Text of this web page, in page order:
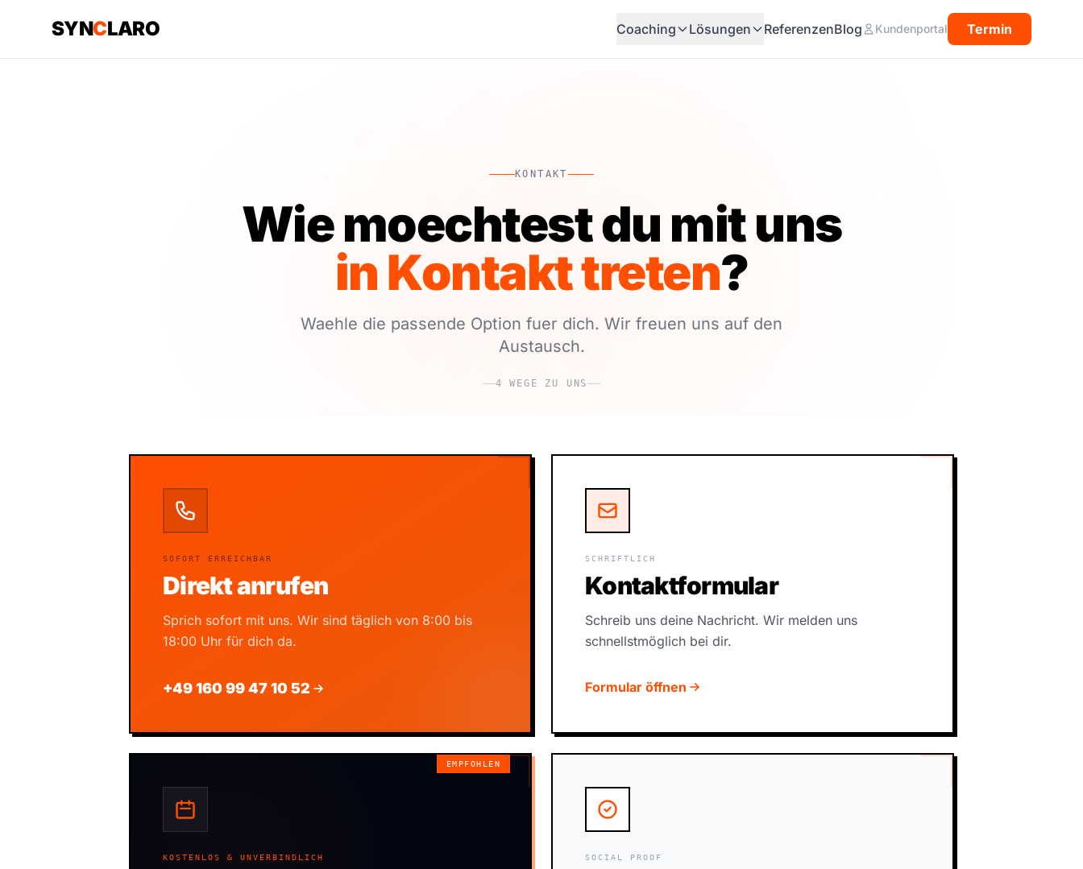
SYNCLARO Coaching Lösungen ReferenzenBlog Kundenportal Termin
KONTAKT
Wie moechtest du mit uns
in Kontakt treten?
Waehle die passende Option fuer dich. Wir freuen uns auf den
Austausch.
4 WEGE ZU UNS
SOFORT ERREICHBAR
Direkt anrufen
Sprich sofort mit uns. Wir sind täglich von 8:00 bis
18:00 Uhr für dich da.
+49 160 99 47 10 52
SCHRIFTLICH
Kontaktformular
Schreib uns deine Nachricht. Wir melden uns
schnellstmöglich bei dir.
Formular öffnen
EMPFOHLEN
KOSTENLOS & UNVERBINDLICH SOCIAL PROOF